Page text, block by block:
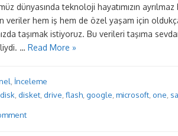
dünyasında teknoloji hayatımızın ayrılmaz
veriler hem iş hem de özel yaşam için
taşımak istiyoruz. Bu verileri taşıma
… Read More »
İnceleme
disk, disket, drive, flash, google, microsoft, one,